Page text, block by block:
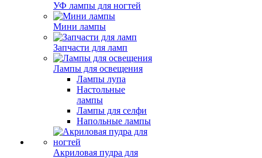
УФ лампы для ногтей
Мини лампы
Запчасти для ламп
Лампы для освещения
Лампы лупа
Настольные
лампы
Лампы для селфи
Напольные лампы
Акриловая пудра для